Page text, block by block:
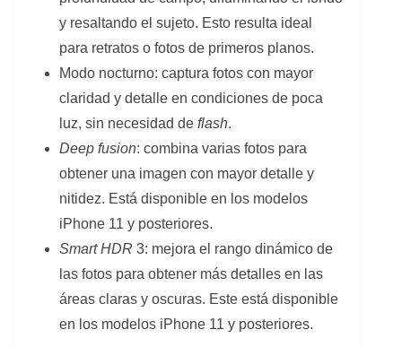
y resaltando el sujeto. Esto resulta ideal
para retratos o fotos de primeros planos.
Modo nocturno: captura fotos con mayor
claridad y detalle en condiciones de poca
luz, sin necesidad de flash.
Deep fusion: combina varias fotos para
obtener una imagen con mayor detalle y
nitidez. Está disponible en los modelos
iPhone 11 y posteriores.
Smart HDR 3: mejora el rango dinámico de
las fotos para obtener más detalles en las
áreas claras y oscuras. Este está disponible
en los modelos iPhone 11 y posteriores.